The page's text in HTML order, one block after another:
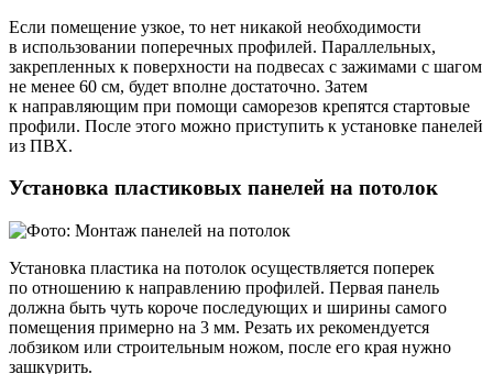
Если помещение узкое, то нет никакой необходимости
в использовании поперечных профилей. Параллельных,
закрепленных к поверхности на подвесах с зажимами с шагом
не менее 60 см, будет вполне достаточно. Затем
к направляющим при помощи саморезов крепятся стартовые
профили. После этого можно приступить к установке панелей
из ПВХ.
Установка пластиковых панелей на потолок
Установка пластика на потолок осуществляется поперек
по отношению к направлению профилей. Первая панель
должна быть чуть короче последующих и ширины самого
помещения примерно на 3 мм. Резать их рекомендуется
лобзиком или строительным ножом, после его края нужно
зашкурить.